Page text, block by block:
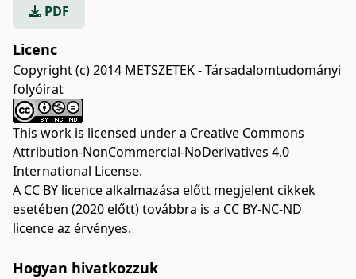
PDF
Licenc
Copyright (c) 2014 METSZETEK - Társadalomtudományi
folyóirat
This work is licensed under a Creative Commons
Attribution-NonCommercial-NoDerivatives 4.0
International License.
A CC BY licence alkalmazása előtt megjelent cikkek
esetében (2020 előtt) továbbra is a CC BY-NC-ND
licence az érvényes.
Hogyan hivatkozzuk